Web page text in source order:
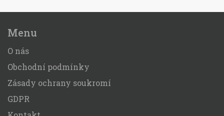
Menu
O nás
Obchodní podmínky
Zásady ochrany soukromí
GDPR